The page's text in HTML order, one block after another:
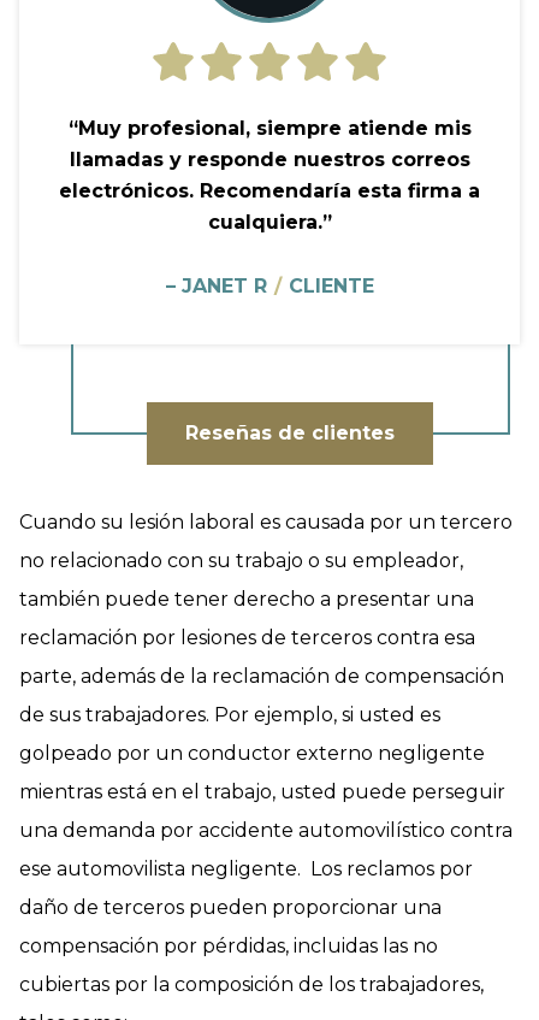
“Muy profesional, siempre atiende mis
llamadas y responde nuestros correos
electrónicos. Recomendaría esta firma a
cualquiera.”
– JANET R /CLIENTE
Reseñas de clientes
Cuando su lesión laboral es causada por un tercero
no relacionado con su trabajo o su empleador,
también puede tener derecho a presentar una
reclamación por lesiones de terceros contra esa
parte, además de la reclamación de compensación
de sus trabajadores. Por ejemplo, si usted es
golpeado por un conductor externo negligente
mientras está en el trabajo, usted puede perseguir
una demanda por accidente automovilístico contra
ese automovilista negligente. Los reclamos por
daño de terceros pueden proporcionar una
compensación por pérdidas, incluidas las no
cubiertas por la composición de los trabajadores,